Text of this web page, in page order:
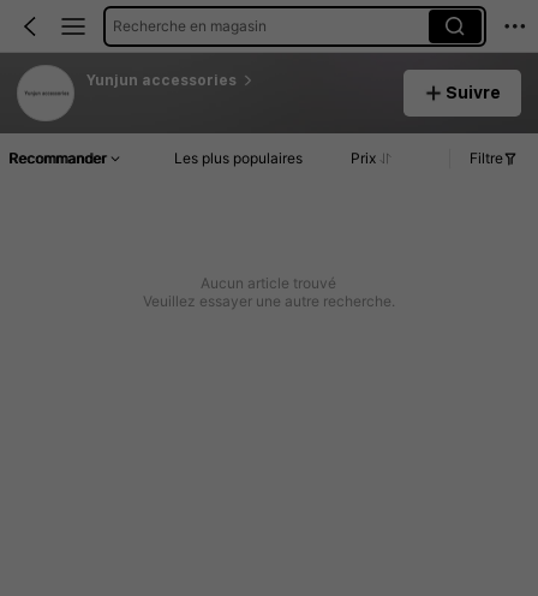
Recherche en magasin
Yunjun accessories
Suivre
Recommander Les plus populaires Prix Filtre
Aucun article trouvé
Veuillez essayer une autre recherche.